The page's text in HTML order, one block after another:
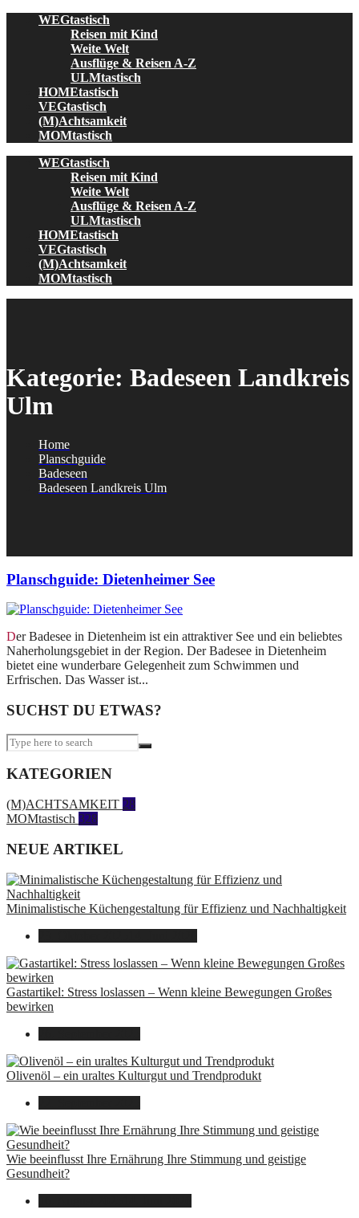
WEGtastisch
Reisen mit Kind
Weite Welt
Ausflüge & Reisen A-Z
ULMtastisch
HOMEtastisch
VEGtastisch
(M)Achtsamkeit
MOMtastisch
WEGtastisch
Reisen mit Kind
Weite Welt
Ausflüge & Reisen A-Z
ULMtastisch
HOMEtastisch
VEGtastisch
(M)Achtsamkeit
MOMtastisch
Kategorie: Badeseen Landkreis
Ulm
Home
Planschguide
Badeseen
Badeseen Landkreis Ulm
Planschguide: Dietenheimer See
Der Badesee in Dietenheim ist ein attraktiver See und ein beliebtes
Naherholungsgebiet in der Region. Der Badesee in Dietenheim
bietet eine wunderbare Gelegenheit zum Schwimmen und
Erfrischen. Das Wasser ist...
SUCHST DU ETWAS?
KATEGORIEN
(M)ACHTSAMKEIT 28
MOMtastisch 328
NEUE ARTIKEL
Minimalistische Küchengestaltung für Effizienz und Nachhaltigkeit
Gastartikel: Stress loslassen – Wenn kleine Bewegungen Großes
bewirken
Olivenöl – ein uraltes Kulturgut und Trendprodukt
Wie beeinflusst Ihre Ernährung Ihre Stimmung und geistige
Gesundheit?